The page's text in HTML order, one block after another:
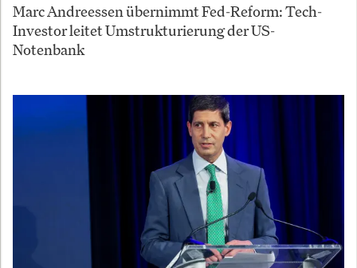
Marc Andreessen übernimmt Fed-Reform: Tech-
Investor leitet Umstrukturierung der US-
Notenbank